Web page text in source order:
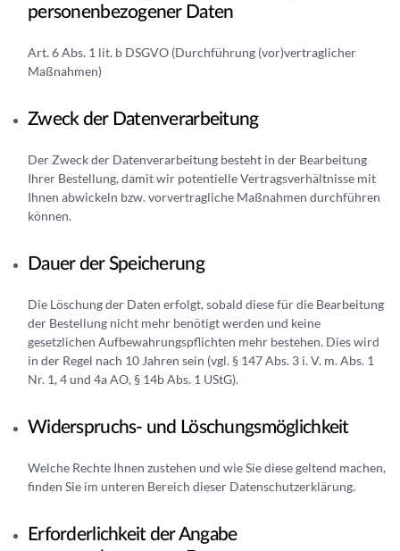
personenbezogener Daten
Art. 6 Abs. 1 lit. b DSGVO (Durchführung (vor)vertraglicher
Maßnahmen)
Zweck der Datenverarbeitung
Der Zweck der Datenverarbeitung besteht in der Bearbeitung
Ihrer Bestellung, damit wir potentielle Vertragsverhältnisse mit
Ihnen abwickeln bzw. vorvertragliche Maßnahmen durchführen
können.
Dauer der Speicherung
Die Löschung der Daten erfolgt, sobald diese für die Bearbeitung
der Bestellung nicht mehr benötigt werden und keine
gesetzlichen Aufbewahrungspflichten mehr bestehen. Dies wird
in der Regel nach 10 Jahren sein (vgl. § 147 Abs. 3 i. V. m. Abs. 1
Nr. 1, 4 und 4a AO, § 14b Abs. 1 UStG).
Widerspruchs- und Löschungsmöglichkeit
Welche Rechte Ihnen zustehen und wie Sie diese geltend machen,
finden Sie im unteren Bereich dieser Datenschutzerklärung.
Erforderlichkeit der Angabe